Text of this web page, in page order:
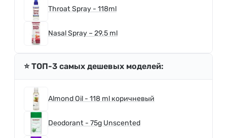
Throat Spray - 118ml
Nasal Spray – 29.5 ml
⭐️ ТОП-3 самых дешевых моделей:
Almond Oil - 118 ml коричневый
Deodorant - 75g Unscented